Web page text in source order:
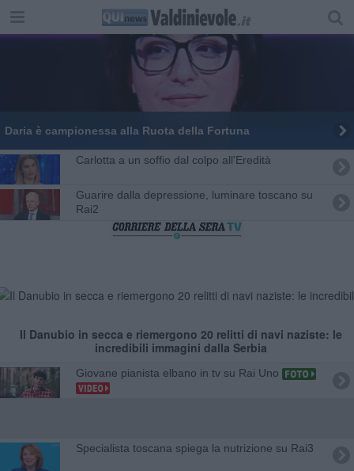
Daria è campionessa alla Ruota della Fortuna
Carlotta a un soffio dal colpo all'Eredità
Guarire dalla depressione, luminare toscano su
Rai2
Il Danubio in secca e riemergono 20 relitti di navi naziste: le
incredibili immagini dalla Serbia
Giovane pianista elbano in tv su Rai Uno
Specialista toscana spiega la nutrizione su Rai3